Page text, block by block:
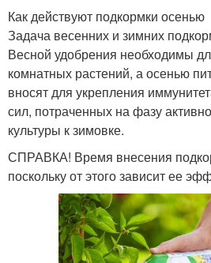
Как действуют подкормки осенью
Задача весенних и зимних
Весной удобрения необходимы
комнатных растений, а осенью
вносят для укрепления
сил, потраченных на фазу
культуры к зимовке.
СПРАВКА! Время внесения
поскольку от этого зависит ее